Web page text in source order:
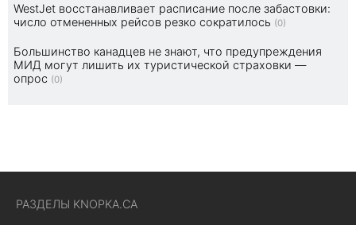
WestJet восстанавливает расписание после забастовки:
число отмененных рейсов резко сократилось (0)
Большинство канадцев не знают, что предупреждения
МИД могут лишить их туристической страховки —
опрос (0)
РАЗДЕЛЫ KNOPKA.CA